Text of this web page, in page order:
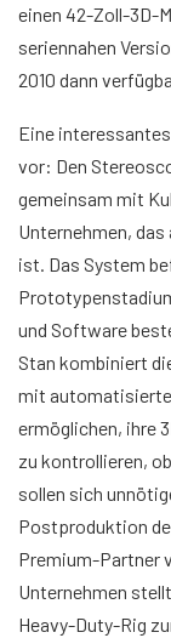
einen 42-Zoll-3D-
seriennahen
2010 dann
Eine
vor: Den
gemeinsam mit
Unternehmen,
ist. Das System
und Software
Stan kombiniert
mit
ermöglichen, ihre
zu kontrollieren,
sollen sich
Postproduktion
Premium-Partner
Unternehmen
Heavy-Duty-Rig